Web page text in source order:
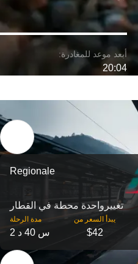
20:04
Regionale
تغییرواحدة محطة في القطار
مدة الرحلة
2 س 40 د
‎يبدأ السعر من
$42